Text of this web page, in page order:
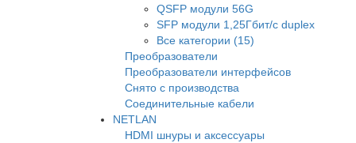
QSFP модули 56G
SFP модули 1,25Гбит/с duplex
Все категории (15)
Преобразователи
Преобразователи интерфейсов
Снято с производства
Соединительные кабели
NETLAN
HDMI шнуры и аксессуары